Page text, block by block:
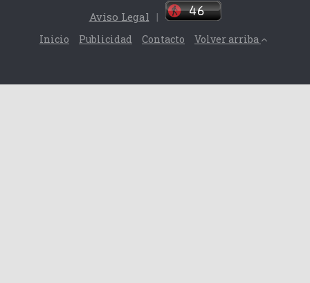
Aviso Legal |
Inicio Publicidad Contacto Volver arriba